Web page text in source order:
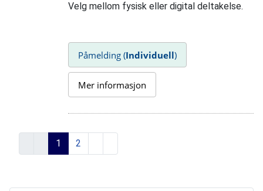
Velg mellom fysisk eller digital deltakelse.
Påmelding (Individuell)
Mer informasjon
1 2